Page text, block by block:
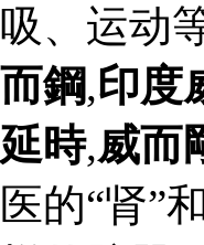
吸、运动
而鋼,印度
延時,威而
医的“肾”